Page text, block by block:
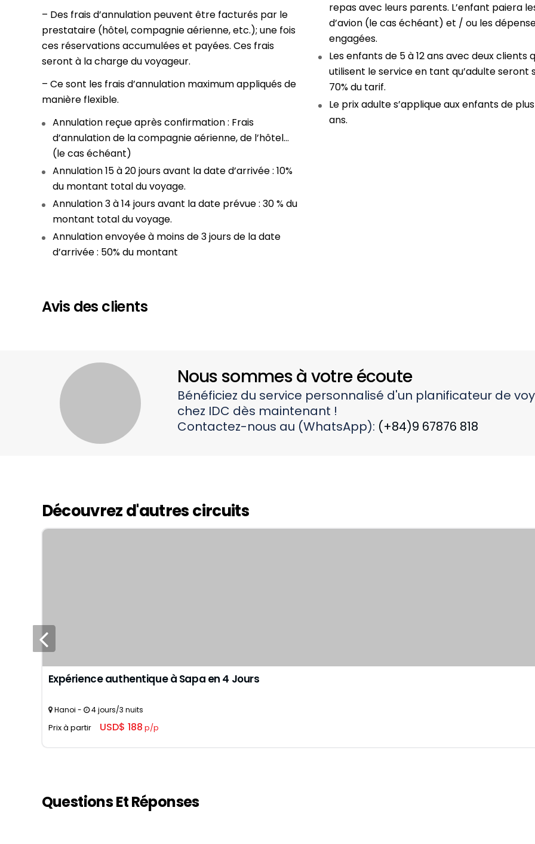
– Des frais d’annulation peuvent être facturés par le
prestataire (hôtel, compagnie aérienne, etc.); une fois
ces réservations accumulées et payées. Ces frais
seront à la charge du voyageur.
– Ce sont les frais d’annulation maximum appliqués de
manière flexible.
Annulation reçue après confirmation : Frais
d’annulation de la compagnie aérienne, de l’hôtel…
(le cas échéant)
Annulation 15 à 20 jours avant la date d’arrivée : 10%
du montant total du voyage.
Annulation 3 à 14 jours avant la date prévue : 30 % du
montant total du voyage.
Annulation envoyée à moins de 3 jours de la date
d’arrivée : 50% du montant
repas avec leurs parents. L’enfant paiera
d’avion (le cas échéant) et / ou les
engagées.
Les enfants de 5 à 12 ans avec deux clients
utilisent le service en tant qu’adulte seront
70% du tarif.
Le prix adulte s’applique aux enfants de plus
ans.
Avis des clients
Nous sommes à votre écoute
Bénéficiez du service personnalisé d'un planificateur de
chez IDC dès maintenant !
Contactez-nous au (WhatsApp): (+84)9 67876 818
Découvrez d'autres circuits
Expérience authentique à Sapa en 4 Jours
Hanoi - 4 jours/3 nuits
Prix à partir USD$ 188 p/p
Questions Et Réponses